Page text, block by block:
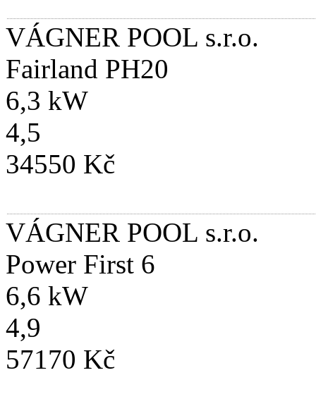
VÁGNER POOL s.r.o.
Fairland PH20
6,3 kW
4,5
34550 Kč
VÁGNER POOL s.r.o.
Power First 6
6,6 kW
4,9
57170 Kč